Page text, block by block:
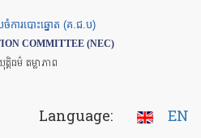
ចំការបោះឆ្នោត (គ.ជ.ប)
COMMITTEE (NEC)
ត្តិធម៌ តម្លាភាព
Language: EN